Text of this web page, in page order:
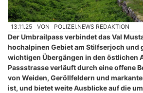
13.11.25 VON POLIZEI.NEWS REDAKTION
Der Umbrailpass verbindet das Val
hochalpinen Gebiet am Stilfserjoch und
wichtigen Übergängen in den östlichen
Passstrasse verläuft durch eine offene
von Weiden, Geröllfeldern und
ist, und bietet weite Ausblicke auf die